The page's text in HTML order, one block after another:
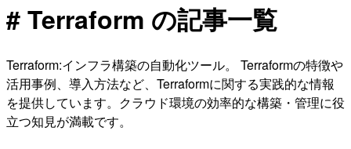
# Terraform の記事一覧
Terraform:インフラ構築の自動化ツール。 Terraformの特徴や
活用事例、導入方法など、Terraformに関する実践的な情報
を提供しています。クラウド環境の効率的な構築・管理に役
立つ知見が満載です。